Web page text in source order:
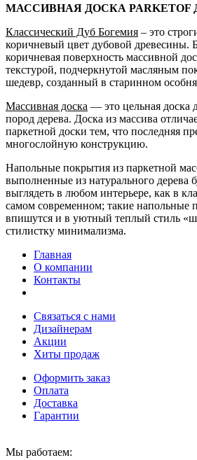
МАССИВНАЯ ДОСКА
Классический Дуб Богемия – это
коричневый цвет дубовой древесины.
коричневая поверхность массивной
текстурой, подчеркнутой масляным
шедевр, созданный в старинном
Массивная доска — это цельная доска
пород дерева. Доска из массива
паркетной доски тем, что последняя
многослойную конструкцию.
Напольные покрытия из паркетной
выполненные из натурального дерева
выглядеть в любом интерьере, как в
самом современном; такие напольные
впишутся и в уютный теплый стиль
стилистку минимализма.
Главная
О компании
Контакты
Связаться с нами
Дизайнерам
Акции
Хиты продаж
Оформить заказ
Оплата
Доставка
Гарантии
Мы работаем: